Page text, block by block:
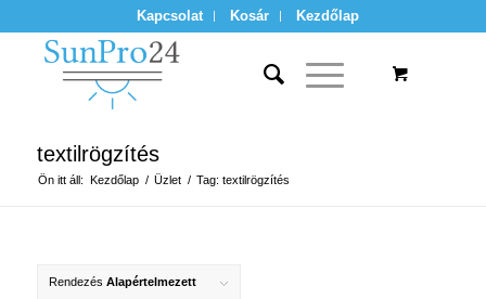
Kapcsolat Kosár Kezdőlap
textilrögzítés
Ön itt áll: Kezdőlap / Üzlet / Tag: textilrögzítés
Rendezés Alapértelmezett